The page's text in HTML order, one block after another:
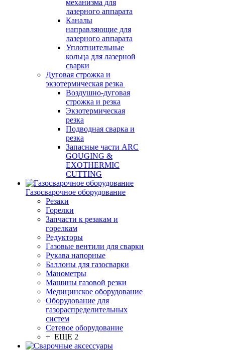
механизма для
лазерного аппарата
Каналы
направляющие для
лазерного аппарата
Уплотнительные
кольца для лазерной
сварки
Дуговая строжка и
экзотермическая резка
Воздушно-дуговая
строжка и резка
Экзотермическая
резка
Подводная сварка и
резка
Запасные части ARC
GOUGING &
EXOTHERMIC
CUTTING
Газосварочное оборудование
Резаки
Горелки
Запчасти к резакам и
горелкам
Редукторы
Газовые вентили для сварки
Рукава напорные
Баллоны для газосварки
Манометры
Машины газовой резки
Медицинское оборудование
Оборудование для
газораспределительных
систем
Сетевое оборудование
+ ЕЩЕ 2